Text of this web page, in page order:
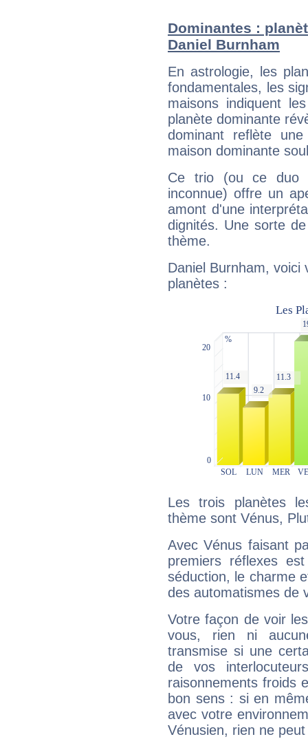
Dominantes :
Daniel Burnham
En astrologie, les
fondamentales, les
maisons indiquent
planète dominante
dominant reflète
maison dominante
Ce trio (ou ce duo
inconnue) offre un
amont d'une
dignités. Une sorte
thème.
Daniel Burnham, voici
planètes :
Les trois planètes
thème sont Vénus,
Avec Vénus faisant
premiers réflexes
séduction, le charme
des automatismes de
Votre façon de voir
vous, rien ni
transmise si une
de vos
raisonnements froids
bon sens : si en
avec votre
Vénusien, rien ne